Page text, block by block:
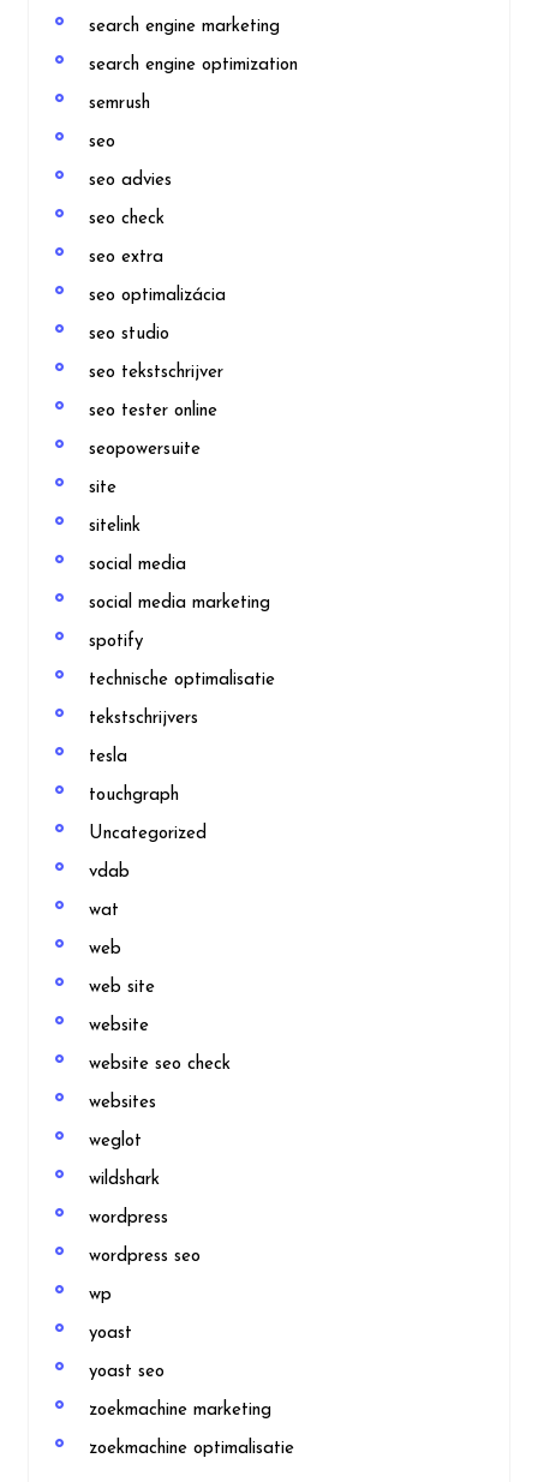
search engine marketing
search engine optimization
semrush
seo
seo advies
seo check
seo extra
seo optimalizácia
seo studio
seo tekstschrijver
seo tester online
seopowersuite
site
sitelink
social media
social media marketing
spotify
technische optimalisatie
tekstschrijvers
tesla
touchgraph
Uncategorized
vdab
wat
web
web site
website
website seo check
websites
weglot
wildshark
wordpress
wordpress seo
wp
yoast
yoast seo
zoekmachine marketing
zoekmachine optimalisatie